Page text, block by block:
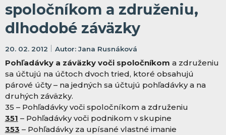
spoločníkom a združeniu,
dlhodobé záväzky
20. 02. 2012 Jana Rusnáková
Pohľadávky a záväzky voči spoločníkom a združeniu
sa účtujú na účtoch dvoch tried, ktoré obsahujú
párové účty – na jedných sa účtujú pohľadávky a na
druhých záväzky.
35 – Pohľadávky voči spoločníkom a združeniu
351 – Pohľadávky voči podnikom v skupine
353 – Pohľadávky za upísané vlastné imanie